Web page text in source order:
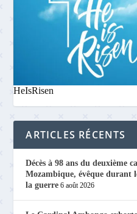
HeIsRisen
ARTICLES RÉCENTS
Décès à 98 ans du deuxième
Mozambique, évêque durant
la guerre 6 août 2026